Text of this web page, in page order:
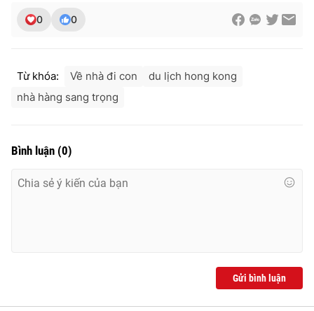
0 0
Từ khóa: Về nhà đi con
du lịch hong kong
nhà hàng sang trọng
Bình luận (0)
Gửi bình luận